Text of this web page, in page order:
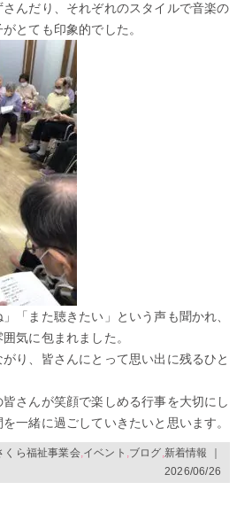
んだり、それぞれのスタイルで音楽の
とても印象的でした。
」「また聴きたい」という声も聞かれ、
気に包まれました。
り、皆さんにとって思い出に残るひと
さんが笑顔で楽しめる行事を大切にし
一緒に過ごしていきたいと思います。
くら福祉事業会,イベント ,ブログ,新着情報
2026/06/26